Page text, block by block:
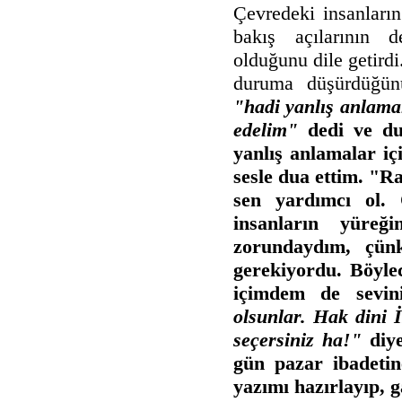
Çevredeki
bakış açılarının
olduğunu dile
duruma
"hadi yanlış
edelim" dedi ve
yanlış anlamalar
sesle dua ettim.
sen yardımcı
insanların
zorundaydım,
gerekiyordu.
içimdem de
olsunlar. Hak dini
seçersiniz ha!"
gün pazar
yazımı hazırlayıp,